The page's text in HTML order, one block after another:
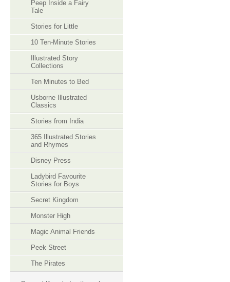
Peep Inside a Fairy
Tale
Stories for Little
10 Ten-Minute Stories
Illustrated Story
Collections
Ten Minutes to Bed
Usborne Illustrated
Classics
Stories from India
365 Illustrated Stories
and Rhymes
Disney Press
Ladybird Favourite
Stories for Boys
Secret Kingdom
Monster High
Magic Animal Friends
Peek Street
The Pirates